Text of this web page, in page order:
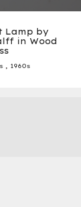
Lamp by
in Wood
, 1960s